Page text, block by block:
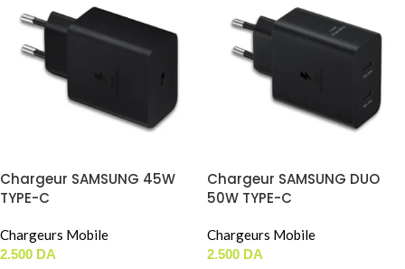
Chargeur SAMSUNG 45W
TYPE-C
Chargeurs Mobile
2.500 DA
Chargeur SAMSUNG DUO
50W TYPE-C
Chargeurs Mobile
2.500 DA